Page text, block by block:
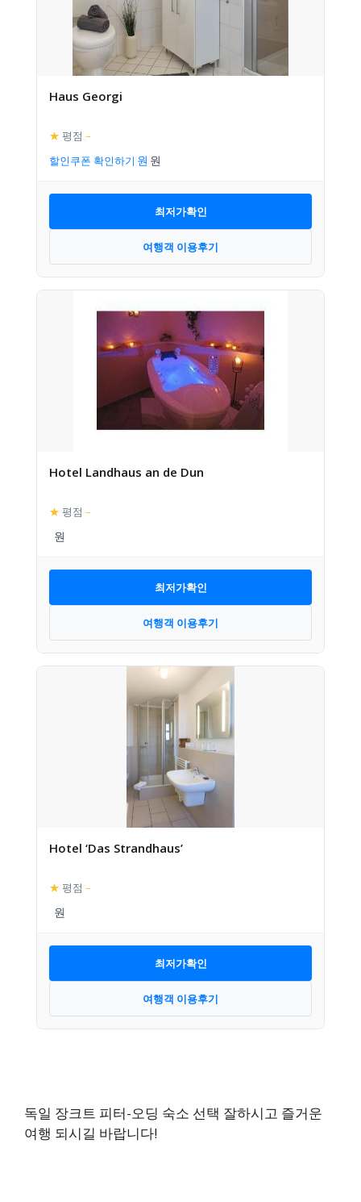
Haus Georgi
★ 평점 –
할인쿠폰 확인하기
최저가확인
여행객 이용후기
Hotel Landhaus an de Dun
★ 평점 –
최저가확인
여행객 이용후기
Hotel ‘Das Strandhaus’
★ 평점 –
최저가확인
여행객 이용후기
독일 장크트 피터-오딩 숙소 선택 잘하시고 즐거운
여행 되시길 바랍니다!